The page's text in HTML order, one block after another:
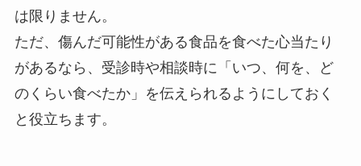
は限りません。
ただ、傷んだ可能性がある食品を食べた心当たり
があるなら、受診時や相談時に「いつ、何を、ど
のくらい食べたか」を伝えられるようにしておく
と役立ちます。